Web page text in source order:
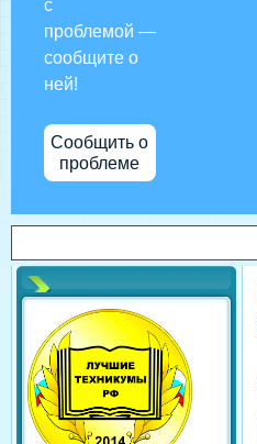
с
проблемой —
сообщите о
ней!
Сообщить о
проблеме